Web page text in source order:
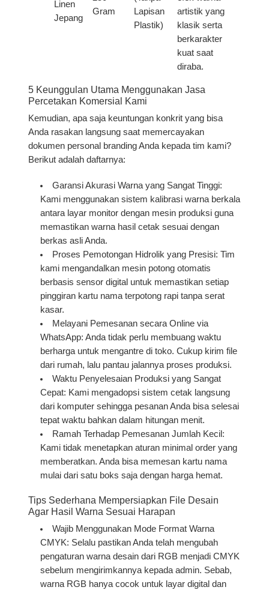
Linen
Jepang
Gram
Lapisan
Plastik)
artistik yang
klasik serta
berkarakter
kuat saat
diraba.
5 Keunggulan Utama Menggunakan Jasa
Percetakan Komersial Kami
Kemudian, apa saja keuntungan konkrit yang bisa
Anda rasakan langsung saat memercayakan
dokumen personal branding Anda kepada tim kami?
Berikut adalah daftarnya:
Garansi Akurasi Warna yang Sangat Tinggi:
Kami menggunakan sistem kalibrasi warna berkala
antara layar monitor dengan mesin produksi guna
memastikan warna hasil cetak sesuai dengan
berkas asli Anda.
Proses Pemotongan Hidrolik yang Presisi: Tim
kami mengandalkan mesin potong otomatis
berbasis sensor digital untuk memastikan setiap
pinggiran kartu nama terpotong rapi tanpa serat
kasar.
Melayani Pemesanan secara Online via
WhatsApp: Anda tidak perlu membuang waktu
berharga untuk mengantre di toko. Cukup kirim file
dari rumah, lalu pantau jalannya proses produksi.
Waktu Penyelesaian Produksi yang Sangat
Cepat: Kami mengadopsi sistem cetak langsung
dari komputer sehingga pesanan Anda bisa selesai
tepat waktu bahkan dalam hitungan menit.
Ramah Terhadap Pemesanan Jumlah Kecil:
Kami tidak menetapkan aturan minimal order yang
memberatkan. Anda bisa memesan kartu nama
mulai dari satu boks saja dengan harga hemat.
Tips Sederhana Mempersiapkan File Desain
Agar Hasil Warna Sesuai Harapan
Wajib Menggunakan Mode Format Warna
CMYK: Selalu pastikan Anda telah mengubah
pengaturan warna desain dari RGB menjadi CMYK
sebelum mengirimkannya kepada admin. Sebab,
warna RGB hanya cocok untuk layar digital dan